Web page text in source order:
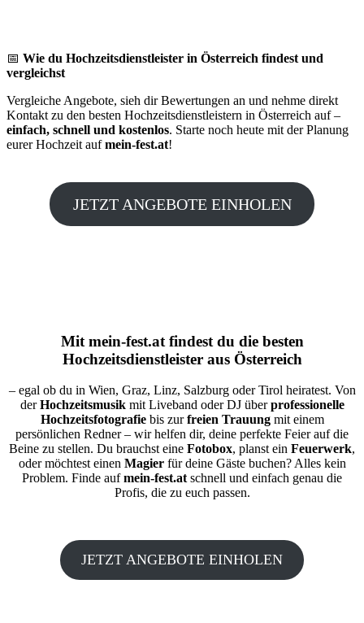
📅 Wie du Hochzeitsdienstleister in Österreich findest und
vergleichst
Vergleiche Angebote, sieh dir Bewertungen an und nehme direkt
Kontakt zu den besten Hochzeitsdienstleistern in Österreich auf –
einfach, schnell und kostenlos. Starte noch heute mit der Planung
eurer Hochzeit aufmein-fest.at!
JETZT ANGEBOTE EINHOLEN
Mit mein-fest.atfindest du die besten
Hochzeitsdienstleister aus Österreich
– egal ob du in Wien, Graz, Linz, Salzburg oder Tirol heiratest. Von
derHochzeitsmusikmit Liveband oder DJ überprofessionelle
Hochzeitsfotografiebis zurfreien Trauungmit einem
persönlichen Redner – wir helfen dir, deine perfekte Feier auf die
Beine zu stellen. Du brauchst eine Fotobox, planst ein Feuerwerk,
oder möchtest einen Magierfür deine Gäste buchen? Alles kein
Problem. Finde aufmein-fest.atschnell und einfach genau die
Profis, die zu euch passen.
JETZT ANGEBOTE EINHOLEN